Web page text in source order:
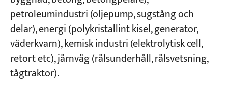
petroleumindustri (oljepump, sugstång och
delar), energi (polykristallint kisel, generator,
väderkvarn), kemisk industri (elektrolytisk cell,
retort etc), järnväg (rälsunderhåll, rälsvetsning,
tågtraktor).